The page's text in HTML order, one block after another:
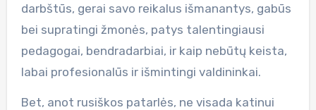
darbštūs, gerai savo reikalus išmanantys, gabūs
bei supratingi žmonės, patys talentingiausi
pedagogai, bendradarbiai, ir kaip nebūtų keista,
labai profesionalūs ir išmintingi valdininkai.
Bet, anot rusiškos patarlės, ne visada katinui